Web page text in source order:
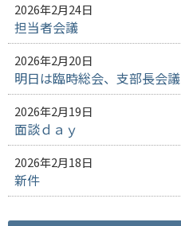
2026年2月24日
担当者会議
2026年2月20日
明日は臨時総会、支部長会議
2026年2月19日
面談ｄａｙ
2026年2月18日
新件